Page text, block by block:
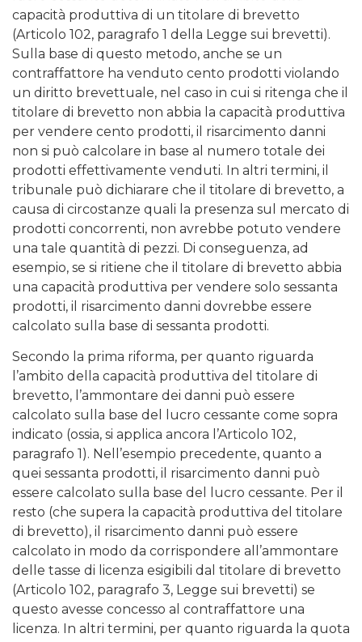
capacità produttiva di un titolare di brevetto
(Articolo 102, paragrafo 1 della Legge sui brevetti).
Sulla base di questo metodo, anche se un
contraffattore ha venduto cento prodotti violando
un diritto brevettuale, nel caso in cui si ritenga che il
titolare di brevetto non abbia la capacità produttiva
per vendere cento prodotti, il risarcimento danni
non si può calcolare in base al numero totale dei
prodotti effettivamente venduti. In altri termini, il
tribunale può dichiarare che il titolare di brevetto, a
causa di circostanze quali la presenza sul mercato di
prodotti concorrenti, non avrebbe potuto vendere
una tale quantità di pezzi. Di conseguenza, ad
esempio, se si ritiene che il titolare di brevetto abbia
una capacità produttiva per vendere solo sessanta
prodotti, il risarcimento danni dovrebbe essere
calcolato sulla base di sessanta prodotti.
Secondo la prima riforma, per quanto riguarda
l’ambito della capacità produttiva del titolare di
brevetto, l’ammontare dei danni può essere
calcolato sulla base del lucro cessante come sopra
indicato (ossia, si applica ancora l’Articolo 102,
paragrafo 1). Nell’esempio precedente, quanto a
quei sessanta prodotti, il risarcimento danni può
essere calcolato sulla base del lucro cessante. Per il
resto (che supera la capacità produttiva del titolare
di brevetto), il risarcimento danni può essere
calcolato in modo da corrispondere all’ammontare
delle tasse di licenza esigibili dal titolare di brevetto
(Articolo 102, paragrafo 3, Legge sui brevetti) se
questo avesse concesso al contraffattore una
licenza. In altri termini, per quanto riguarda la quota